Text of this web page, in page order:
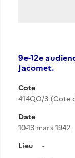
9e-12e
Jacomet.
Cote
414QO/3 (Cote
Date
10-13 mars 1942
Lieu
-